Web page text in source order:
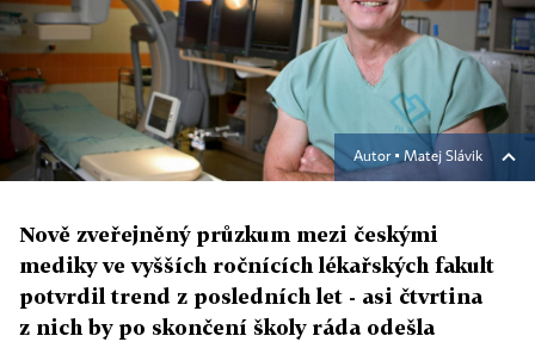
Autor ▪Matej Slávik
Nově zveřejněný průzkum mezi českými
mediky ve vyšších ročnících lékařských fakult
potvrdil trend z posledních let - asi čtvrtina
z nich by po skončení školy ráda odešla